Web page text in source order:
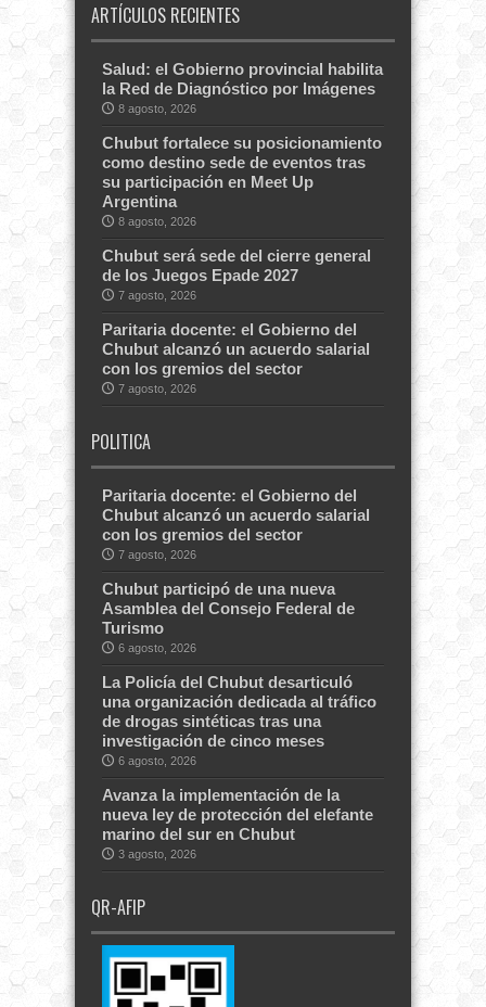
ARTÍCULOS RECIENTES
Salud: el Gobierno provincial habilita
la Red de Diagnóstico por Imágenes
8 agosto, 2026
Chubut fortalece su posicionamiento
como destino sede de eventos tras
su participación en Meet Up
Argentina
8 agosto, 2026
Chubut será sede del cierre general
de los Juegos Epade 2027
7 agosto, 2026
Paritaria docente: el Gobierno del
Chubut alcanzó un acuerdo salarial
con los gremios del sector
7 agosto, 2026
POLITICA
Paritaria docente: el Gobierno del
Chubut alcanzó un acuerdo salarial
con los gremios del sector
7 agosto, 2026
Chubut participó de una nueva
Asamblea del Consejo Federal de
Turismo
6 agosto, 2026
La Policía del Chubut desarticuló
una organización dedicada al tráfico
de drogas sintéticas tras una
investigación de cinco meses
6 agosto, 2026
Avanza la implementación de la
nueva ley de protección del elefante
marino del sur en Chubut
3 agosto, 2026
QR-AFIP